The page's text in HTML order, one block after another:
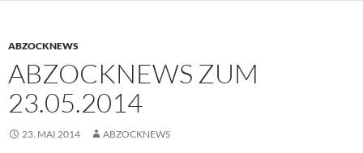
ABZOCKNEWS
ABZOCKNEWS ZUM
23.05.2014
23. MAI 2014 ABZOCKNEWS